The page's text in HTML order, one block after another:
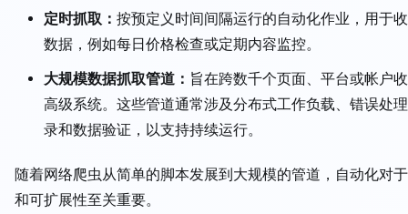
定时抓取： 按预定义时间间隔运行的自动化作业，用于
数据，例如每日价格检查或定期内容监控。
大规模数据抓取管道： 旨在跨数千个页面、平台或帐户
高级系统。这些管道通常涉及分布式工作负载、错误处
录和数据验证，以支持持续运行。
随着网络爬虫从简单的脚本发展到大规模的管道，自动化对
和可扩展性至关重要。